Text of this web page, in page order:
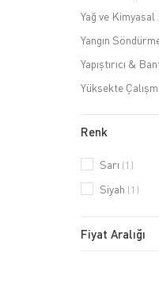
Yağ ve
Yangın
Yapıştırıcı &
Yüksekte
Renk
Sarı (1)
Siyah (1)
Fiyat Aralığı